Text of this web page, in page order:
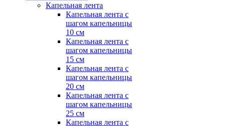
Капельная лента
Капельная лента с
шагом капельницы
10 см
Капельная лента с
шагом капельницы
15 см
Капельная лента с
шагом капельницы
20 см
Капельная лента с
шагом капельницы
25 см
Капельная лента с